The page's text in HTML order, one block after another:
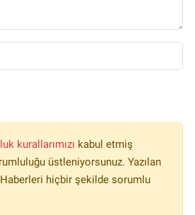
kurallarımızı kabul etmiş
üstleniyorsunuz. Yazılan
hiçbir şekilde sorumlu